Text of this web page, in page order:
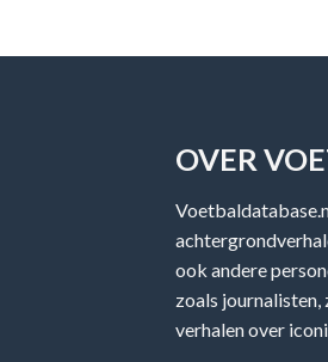
OVER
ook andere
zoals journalisten,
verhalen over